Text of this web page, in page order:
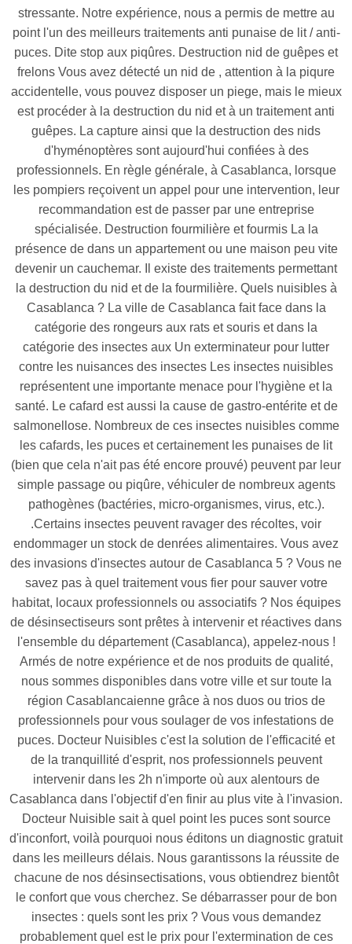
stressante. Notre expérience, nous a permis de mettre au
point l'un des meilleurs traitements anti punaise de lit / anti-
puces. Dite stop aux piqûres. Destruction nid de guêpes et
frelons Vous avez détecté un nid de , attention à la piqure
accidentelle, vous pouvez disposer un piege, mais le mieux
est procéder à la destruction du nid et à un traitement anti
guêpes. La capture ainsi que la destruction des nids
d'hyménoptères sont aujourd'hui confiées à des
professionnels. En règle générale, à Casablanca, lorsque
les pompiers reçoivent un appel pour une intervention, leur
recommandation est de passer par une entreprise
spécialisée. Destruction fourmilière et fourmis La la
présence de dans un appartement ou une maison peu vite
devenir un cauchemar. Il existe des traitements permettant
la destruction du nid et de la fourmilière. Quels nuisibles à
Casablanca ? La ville de Casablanca fait face dans la
catégorie des rongeurs aux rats et souris et dans la
catégorie des insectes aux Un exterminateur pour lutter
contre les nuisances des insectes Les insectes nuisibles
représentent une importante menace pour l'hygiène et la
santé. Le cafard est aussi la cause de gastro-entérite et de
salmonellose. Nombreux de ces insectes nuisibles comme
les cafards, les puces et certainement les punaises de lit
(bien que cela n'ait pas été encore prouvé) peuvent par leur
simple passage ou piqûre, véhiculer de nombreux agents
pathogènes (bactéries, micro-organismes, virus, etc.).
.Certains insectes peuvent ravager des récoltes, voir
endommager un stock de denrées alimentaires. Vous avez
des invasions d'insectes autour de Casablanca 5 ? Vous ne
savez pas à quel traitement vous fier pour sauver votre
habitat, locaux professionnels ou associatifs ? Nos équipes
de désinsectiseurs sont prêtes à intervenir et réactives dans
l'ensemble du département (Casablanca), appelez-nous !
Armés de notre expérience et de nos produits de qualité,
nous sommes disponibles dans votre ville et sur toute la
région Casablancaienne grâce à nos duos ou trios de
professionnels pour vous soulager de vos infestations de
puces. Docteur Nuisibles c'est la solution de l'efficacité et
de la tranquillité d'esprit, nos professionnels peuvent
intervenir dans les 2h n'importe où aux alentours de
Casablanca dans l'objectif d'en finir au plus vite à l'invasion.
Docteur Nuisible sait à quel point les puces sont source
d'inconfort, voilà pourquoi nous éditons un diagnostic gratuit
dans les meilleurs délais. Nous garantissons la réussite de
chacune de nos désinsectisations, vous obtiendrez bientôt
le confort que vous cherchez. Se débarrasser pour de bon
insectes : quels sont les prix ? Vous vous demandez
probablement quel est le prix pour l'extermination de ces